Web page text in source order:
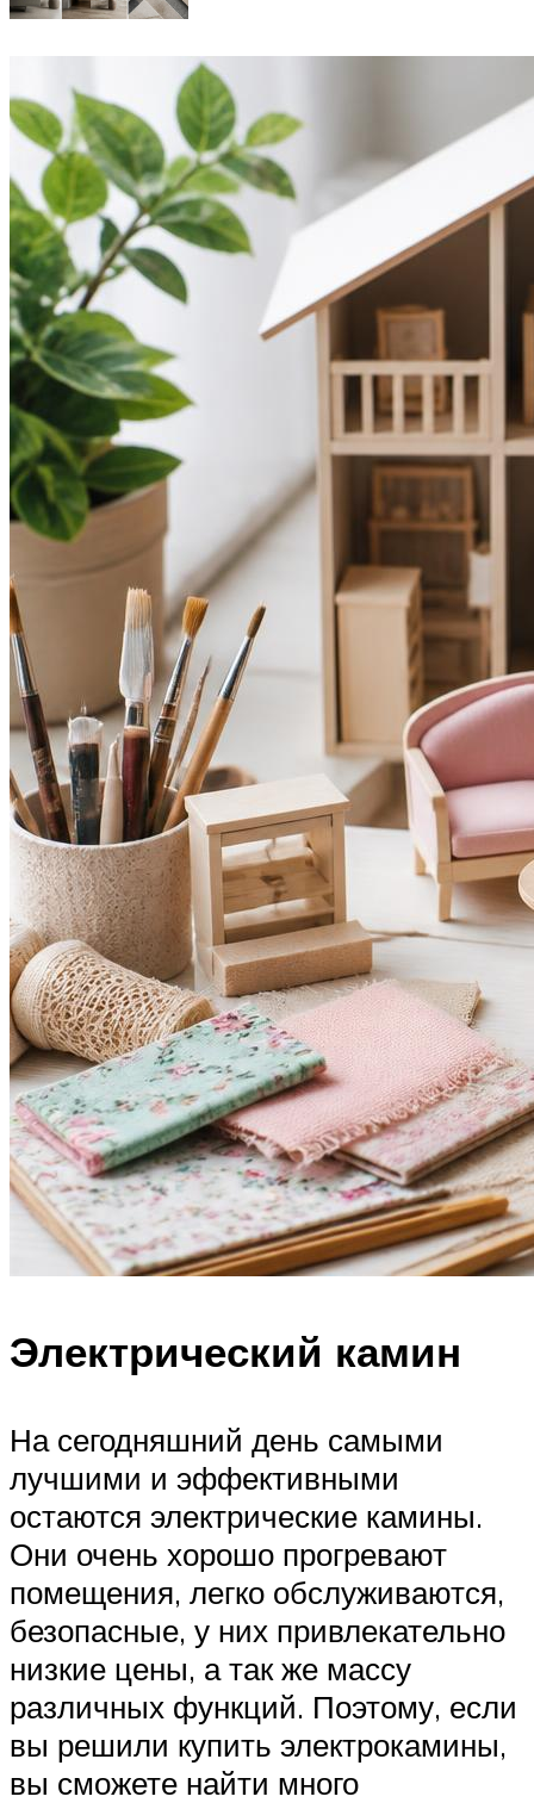
Электрический камин
На сегодняшний день самыми
лучшими и эффективными
остаются электрические камины.
Они очень хорошо прогревают
помещения, легко обслуживаются,
безопасные, у них привлекательно
низкие цены, а так же массу
различных функций. Поэтому, если
вы решили купить электрокамины,
вы сможете найти много